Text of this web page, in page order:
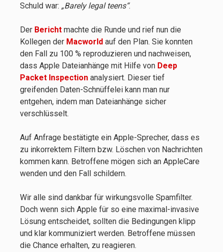
Schuld war: „Barely legal teens“.
Der Bericht machte die Runde und rief nun die
Kollegen der Macworld auf den Plan. Sie konnten
den Fall zu 100 % reproduzieren und nachweisen,
dass Apple Dateianhänge mit Hilfe von Deep
Packet Inspection analysiert. Dieser tief
greifenden Daten-Schnüffelei kann man nur
entgehen, indem man Dateianhänge sicher
verschlüsselt.
Auf Anfrage bestätigte ein Apple-Sprecher, dass es
zu inkorrektem Filtern bzw. Löschen von Nachrichten
kommen kann. Betroffene mögen sich an AppleCare
wenden und den Fall schildern.
Wir alle sind dankbar für wirkungsvolle Spamfilter.
Doch wenn sich Apple für so eine maximal-invasive
Lösung entscheidet, sollten die Bedingungen klipp
und klar kommuniziert werden. Betroffene müssen
die Chance erhalten, zu reagieren.